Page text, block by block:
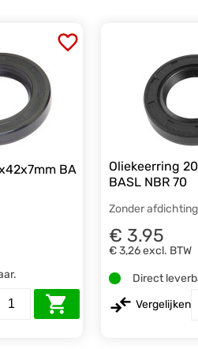
BA
Oliekeerring
BASL NBR 70
Zonder afdichting
€ 3.95
€ 3,26excl. BTW
Direct
Vergelijken